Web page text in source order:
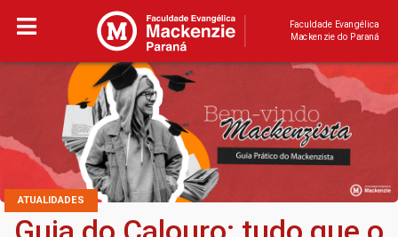
Faculdade Evangélica
Mackenzie do Paraná
ATUALIDADES